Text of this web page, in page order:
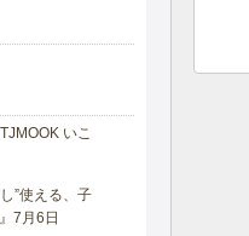
いこ
”使える、子
7月6日